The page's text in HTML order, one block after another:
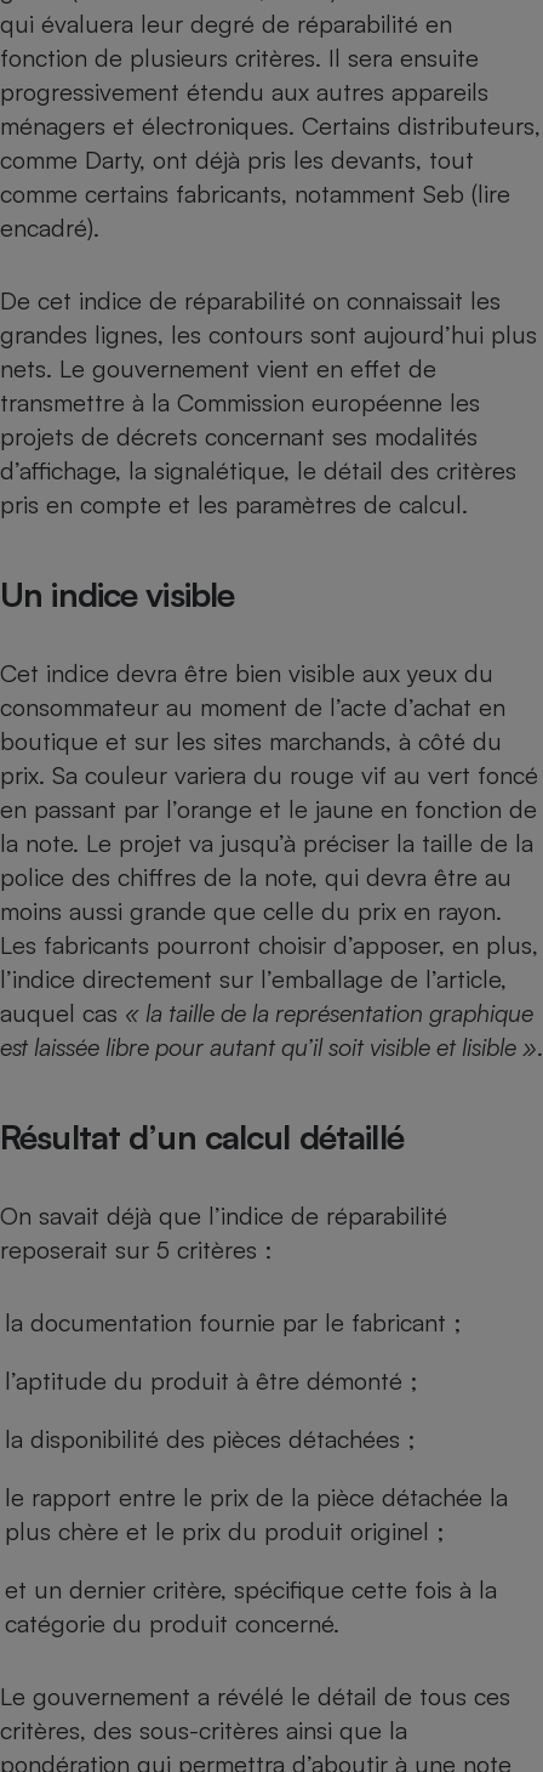
qui évaluera leur degré de réparabilité en
fonction de plusieurs critères. Il sera ensuite
progressivement étendu aux autres appareils
ménagers et électroniques. Certains distributeurs,
comme Darty, ont déjà pris les devants, tout
comme certains fabricants, notamment Seb (lire
encadré).
De cet indice de réparabilité on connaissait les
grandes lignes, les contours sont aujourd’hui plus
nets. Le gouvernement vient en effet de
transmettre à la Commission européenne les
projets de décrets concernant ses modalités
d’affichage, la signalétique, le détail des critères
pris en compte et les paramètres de calcul.
Un indice visible
Cet indice devra être bien visible aux yeux du
consommateur au moment de l’acte d’achat en
boutique et sur les sites marchands, à côté du
prix. Sa couleur variera du rouge vif au vert foncé
en passant par l’orange et le jaune en fonction de
la note. Le projet va jusqu’à préciser la taille de la
police des chiffres de la note, qui devra être au
moins aussi grande que celle du prix en rayon.
Les fabricants pourront choisir d’apposer, en plus,
l’indice directement sur l’emballage de l’article,
auquel cas « la taille de la représentation graphique
est laissée libre pour autant qu’il soit visible et lisible ».
Résultat d’un calcul détaillé
On savait déjà que l’indice de réparabilité
reposerait sur 5 critères :
la documentation fournie par le fabricant ;
l’aptitude du produit à être démonté ;
la disponibilité des pièces détachées ;
le rapport entre le prix de la pièce détachée la
plus chère et le prix du produit originel ;
et un dernier critère, spécifique cette fois à la
catégorie du produit concerné.
Le gouvernement a révélé le détail de tous ces
critères, des sous-critères ainsi que la
pondération qui permettra d’aboutir à une note
Plaque de cuisson à
Climatiseur -
Ventilateur
Robot ménager
Téléphone mobile -
Smartphone
Antivirus
Radiateur électrique
Ventilateur